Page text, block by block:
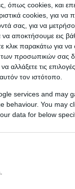
όπως cookies, και
cookies, για να
σας, για να
να αποκτήσουμε εις
κλικ παρακάτω για
των προσωπικών σας
αλλάξετε τις
τον ιστότοπο.
services and may
behaviour. You may
data for below